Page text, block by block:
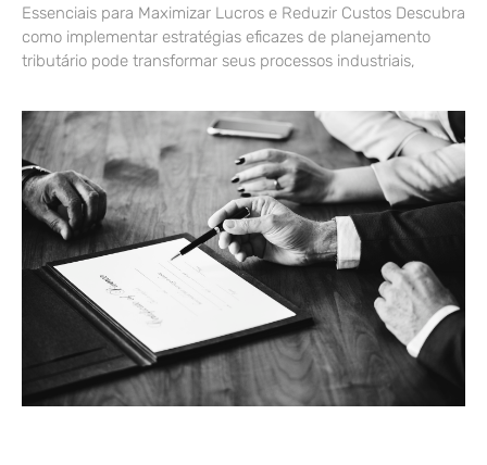
Essenciais para Maximizar Lucros e Reduzir Custos Descubra
como implementar estratégias eficazes de planejamento
tributário pode transformar seus processos industriais,